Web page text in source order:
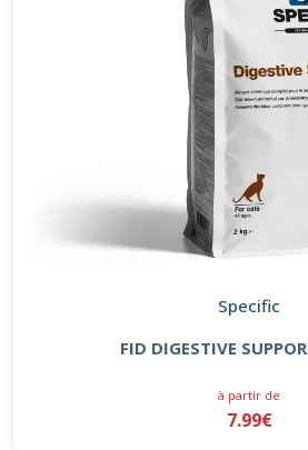
Specific
FID DIGESTIVE
à partir de
7.99€